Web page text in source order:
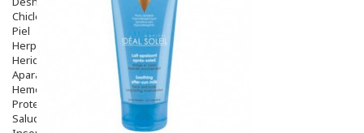
Chicles
Piel
Herpes Y Hongos
Heridas Y úlceras
Aparato Genital
Hemorroides
Protectores Y Emolientes
Salud